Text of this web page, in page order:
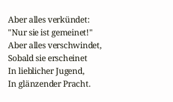
Aber alles verkündet:
"Nur sie ist gemeinet!"
Aber alles verschwindet,
Sobald sie erscheinet
In lieblicher Jugend,
In glänzender Pracht.